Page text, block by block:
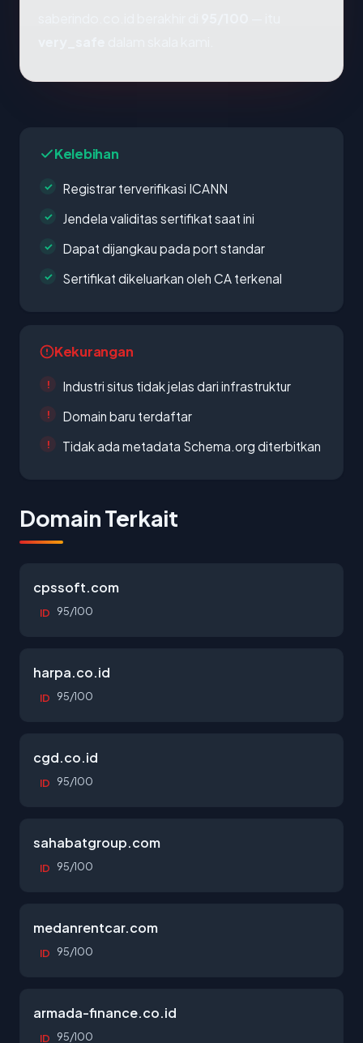
Kelebihan
Registrar terverifikasi ICANN
Jendela validitas sertifikat saat ini
Dapat dijangkau pada port standar
Sertifikat dikeluarkan oleh CA terkenal
Kekurangan
Industri situs tidak jelas dari infrastruktur
Domain baru terdaftar
Tidak ada metadata Schema.org diterbitkan
Domain Terkait
cpssoft.com
ID 95/100
harpa.co.id
ID 95/100
cgd.co.id
ID 95/100
sahabatgroup.com
ID 95/100
medanrentcar.com
ID 95/100
armada-finance.co.id
ID 95/100